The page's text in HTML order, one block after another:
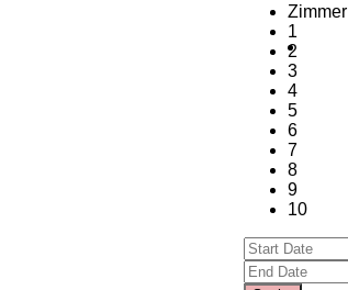
Zimmer
1
2
3
4
5
6
7
8
9
10